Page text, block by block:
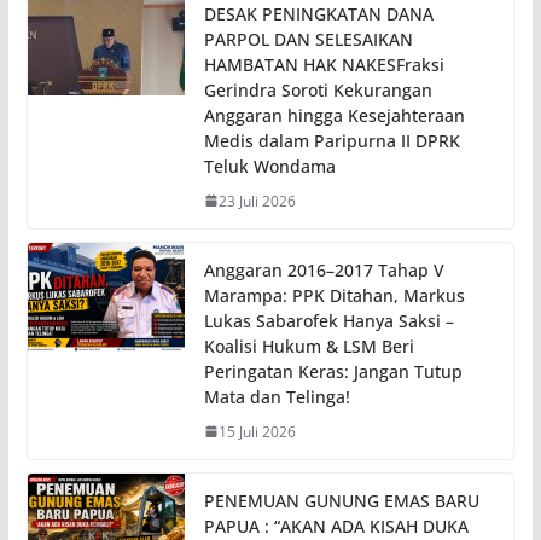
DESAK PENINGKATAN DANA
PARPOL DAN SELESAIKAN
HAMBATAN HAK NAKESFraksi
Gerindra Soroti Kekurangan
Anggaran hingga Kesejahteraan
Medis dalam Paripurna II DPRK
Teluk Wondama
23 Juli 2026
Anggaran 2016–2017 Tahap V
Marampa: PPK Ditahan, Markus
Lukas Sabarofek Hanya Saksi –
Koalisi Hukum & LSM Beri
Peringatan Keras: Jangan Tutup
Mata dan Telinga!
15 Juli 2026
PENEMUAN GUNUNG EMAS BARU
PAPUA : “AKAN ADA KISAH DUKA